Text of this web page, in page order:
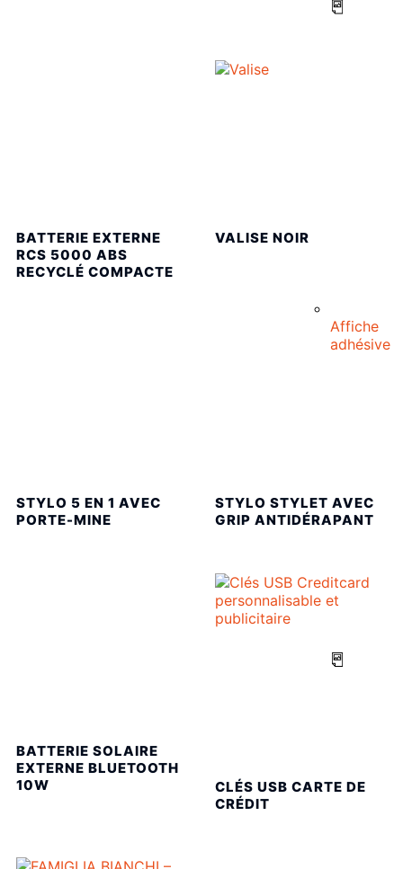
Affiche
adhésive
BATTERIE EXTERNE
RCS 5000 ABS
RECYCLÉ COMPACTE
VALISE NOIR
STYLO 5 EN 1 AVEC
PORTE-MINE
STYLO STYLET AVEC
GRIP ANTIDÉRAPANT
BATTERIE SOLAIRE
EXTERNE BLUETOOTH
10W
CLÉS USB CARTE DE
CRÉDIT